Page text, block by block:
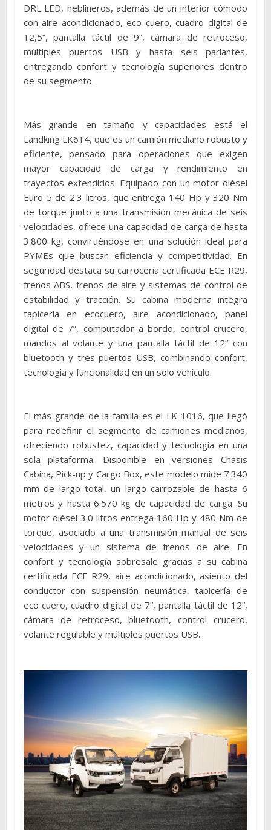
DRL LED, neblineros, además de un interior cómodo
con aire acondicionado, eco cuero, cuadro digital de
12,5”, pantalla táctil de 9”, cámara de retroceso,
múltiples puertos USB y hasta seis parlantes,
entregando confort y tecnología superiores dentro
de su segmento.
Más grande en tamaño y capacidades está el
Landking LK614, que es un camión mediano robusto y
eficiente, pensado para operaciones que exigen
mayor capacidad de carga y rendimiento en
trayectos extendidos. Equipado con un motor diésel
Euro 5 de 2.3 litros, que entrega 140 Hp y 320 Nm
de torque junto a una transmisión mecánica de seis
velocidades, ofrece una capacidad de carga de hasta
3.800 kg, convirtiéndose en una solución ideal para
PYMEs que buscan eficiencia y competitividad. En
seguridad destaca su carrocería certificada ECE R29,
frenos ABS, frenos de aire y sistemas de control de
estabilidad y tracción. Su cabina moderna integra
tapicería en ecocuero, aire acondicionado, panel
digital de 7”, computador a bordo, control crucero,
mandos al volante y una pantalla táctil de 12” con
bluetooth y tres puertos USB, combinando confort,
tecnología y funcionalidad en un solo vehículo.
El más grande de la familia es el LK 1016, que llegó
para redefinir el segmento de camiones medianos,
ofreciendo robustez, capacidad y tecnología en una
sola plataforma. Disponible en versiones Chasis
Cabina, Pick-up y Cargo Box, este modelo mide 7.340
mm de largo total, un largo carrozable de hasta 6
metros y hasta 6.570 kg de capacidad de carga. Su
motor diésel 3.0 litros entrega 160 Hp y 480 Nm de
torque, asociado a una transmisión manual de seis
velocidades y un sistema de frenos de aire. En
confort y tecnología sobresale gracias a su cabina
certificada ECE R29, aire acondicionado, asiento del
conductor con suspensión neumática, tapicería de
eco cuero, cuadro digital de 7”, pantalla táctil de 12”,
cámara de retroceso, bluetooth, control crucero,
volante regulable y múltiples puertos USB.